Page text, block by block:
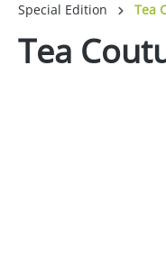
Special Edition Tea
Tea